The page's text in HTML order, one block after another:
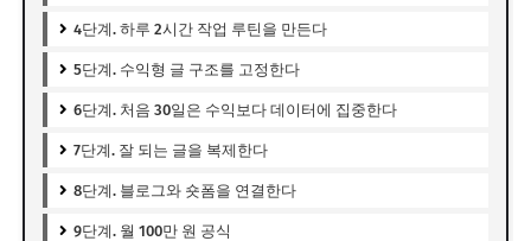
4단계. 하루 2시간 작업 루틴을 만든다
5단계. 수익형 글 구조를 고정한다
6단계. 처음 30일은 수익보다 데이터에 집중한다
7단계. 잘 되는 글을 복제한다
8단계. 블로그와 숏폼을 연결한다
9단계. 월 100만 원 공식